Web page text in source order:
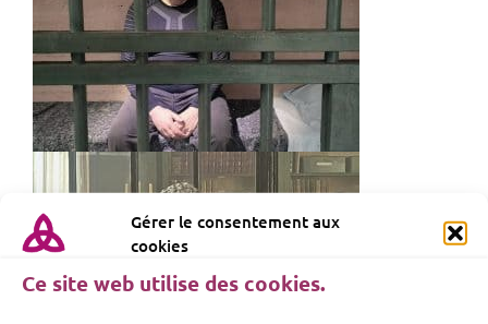
Gérer le consentement aux
cookies
Ce site web utilise des cookies.